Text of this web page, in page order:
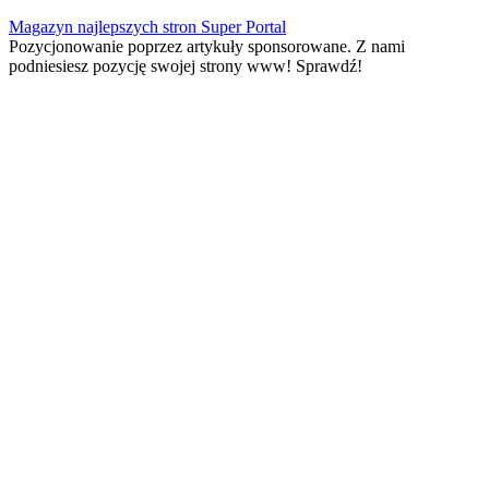
Skip
to
content
Magazyn najlepszych stron Super Portal
Pozycjonowanie poprzez artykuły sponsorowane. Z nami
podniesiesz pozycję swojej strony www! Sprawdź!